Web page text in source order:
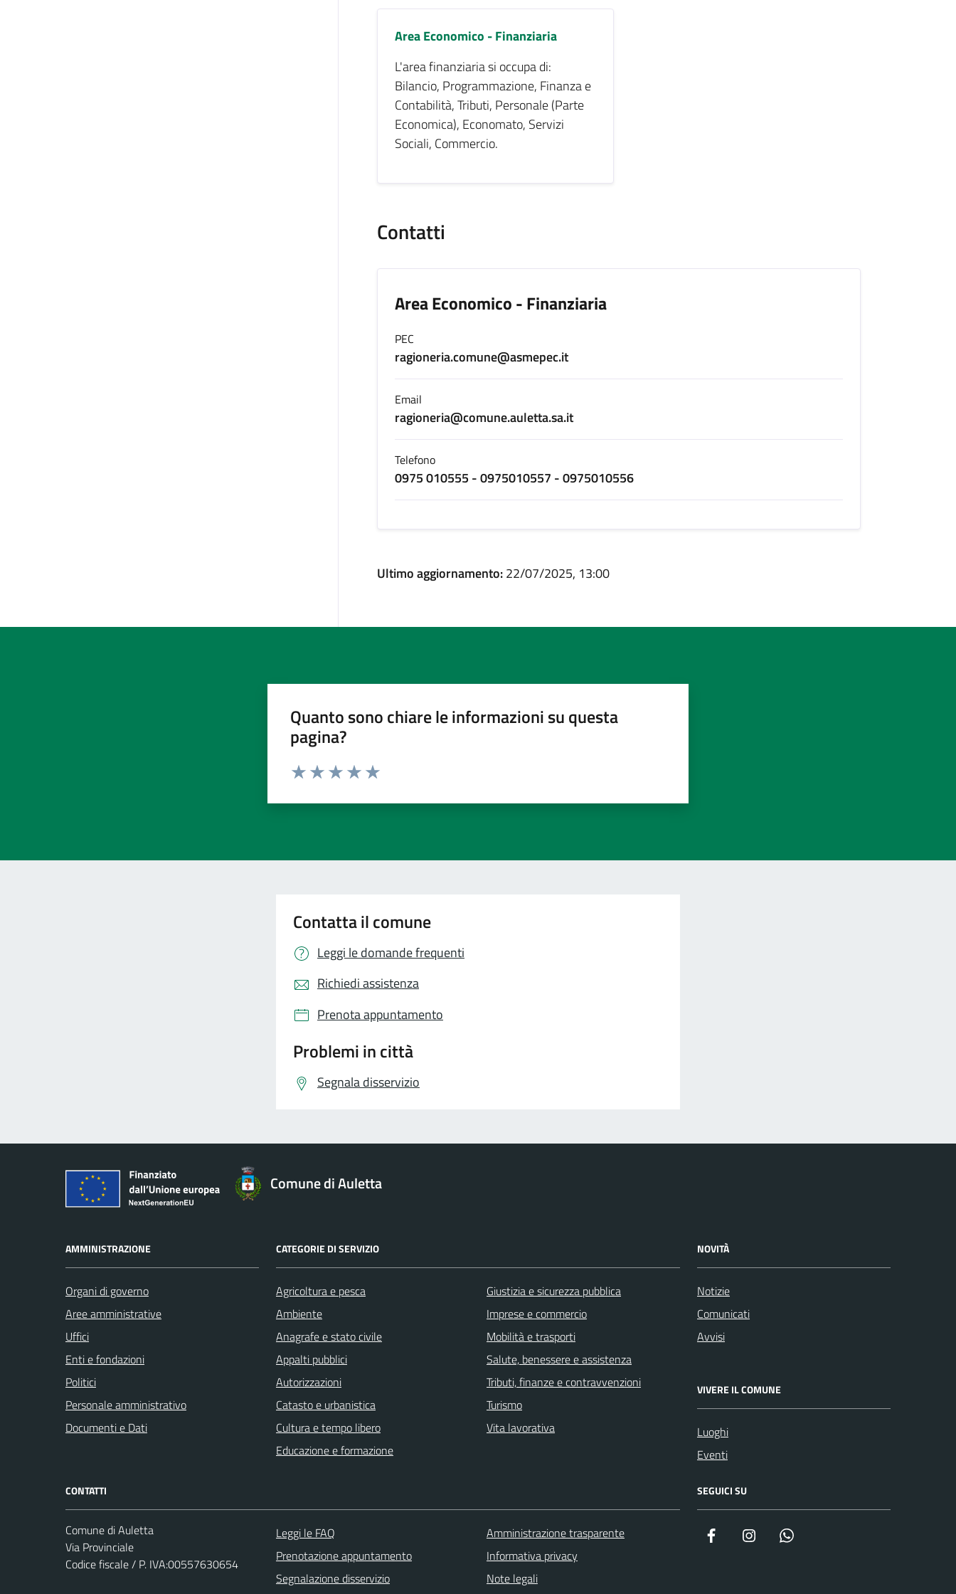
Area Economico - Finanziaria
L'area finanziaria si occupa di:
Bilancio, Programmazione, Finanza e
Contabilità, Tributi, Personale (Parte
Economica), Economato, Servizi
Sociali, Commercio.
Contatti
Area Economico - Finanziaria
PEC
ragioneria.comune@asmepec.it
Email
ragioneria@comune.auletta.sa.it
Telefono
0975 010555 - 0975010557 - 0975010556
Ultimo aggiornamento:22/07/2025, 13:00
Quanto sono chiare le informazioni su questa
pagina?
Contatta il comune
Leggi le domande frequenti
Richiedi assistenza
Prenota appuntamento
Problemi in città
Segnala disservizio
Comune di Auletta
AMMINISTRAZIONE
Organi di governo
Aree amministrative
Uffici
Enti e fondazioni
Politici
Personale amministrativo
Documenti e Dati
CATEGORIE DI SERVIZIO
Agricoltura e pesca
Ambiente
Anagrafe e stato civile
Appalti pubblici
Autorizzazioni
Catasto e urbanistica
Cultura e tempo libero
Educazione e formazione
Giustizia e sicurezza pubblica
Imprese e commercio
Mobilità e trasporti
Salute, benessere e assistenza
Tributi, finanze e contravvenzioni
Turismo
Vita lavorativa
NOVITÀ
Notizie
Comunicati
Avvisi
VIVERE IL COMUNE
Luoghi
Eventi
CONTATTI
Comune di Auletta
Via Provinciale
Codice fiscale / P. IVA:00557630654
Leggi le FAQ
Prenotazione appuntamento
Segnalazione disservizio
Amministrazione trasparente
Informativa privacy
Note legali
SEGUICI SU
Facebook Instagram